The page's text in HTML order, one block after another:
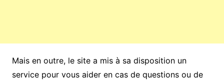
Mais en outre, le site a mis à sa disposition un
service pour vous aider en cas de questions ou de